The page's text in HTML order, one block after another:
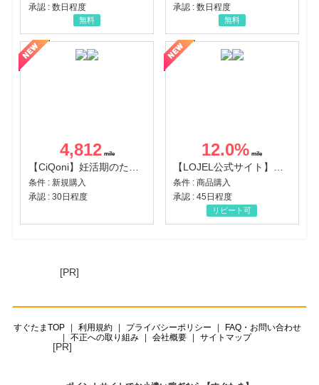
承認 : 数日程度
無料
承認 : 数日程度
無料
4,812
条件 : 新規購入
承認 : 30日程度
12.0%
条件 : 商品購入
承認 : 45日程度
リピート可
[PR]
すぐたまTOP 利用規約 プライバシーポリシー
FAQ・お問い合わせ
不正への取り組み
会社概要 サイトマップ
[PR]